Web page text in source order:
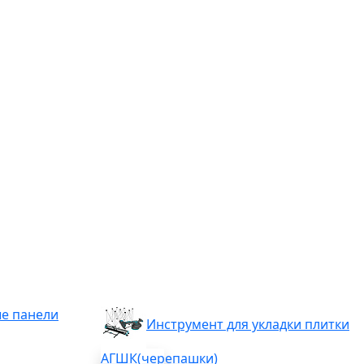
панели
Инструмент для укладки плитки
АГШК(черепашки)